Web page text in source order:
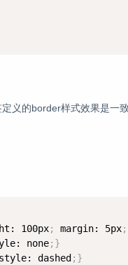
定义的border样式效果是
100px; margin: 5px;
none; }
dashed ; }